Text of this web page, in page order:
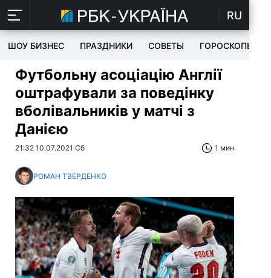
RU
ШОУ БИЗНЕС ПРАЗДНИКИ СОВЕТЫ ГОРОСКОПЫ
Футбольну асоціацію Англії
оштрафували за поведінку
вболівальників у матчі з
Данією
21:32 10.07.2021 Сб 1 мин
РОМАН ТВЕРДЕНКО